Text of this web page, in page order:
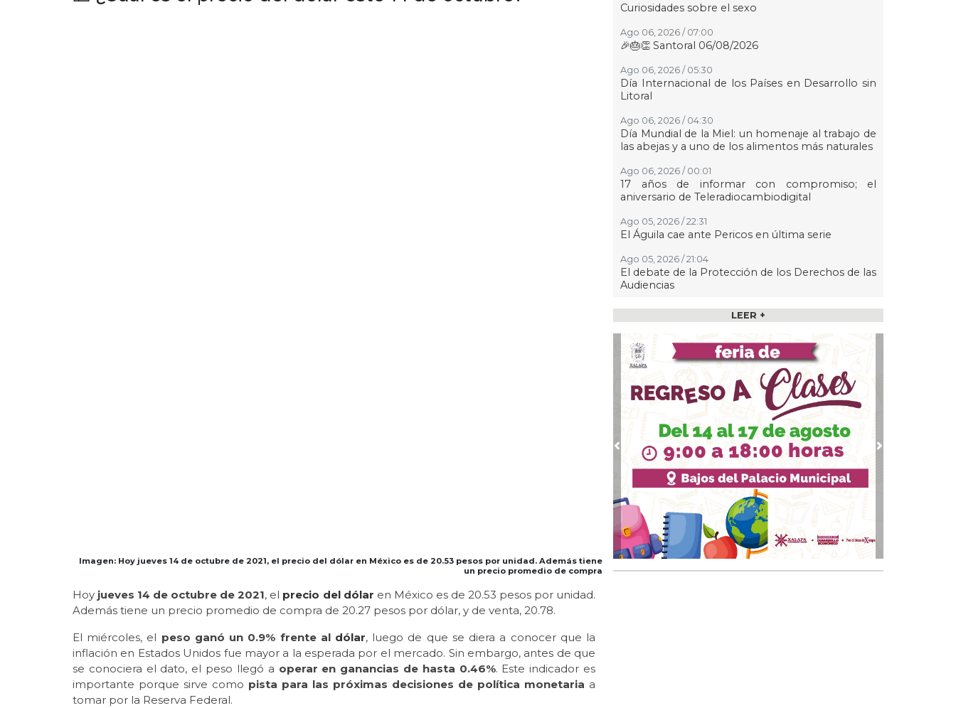
Imagen: Hoy jueves 14 de octubre de 2021, el precio del dólar en México es de 20.53 pesos por unidad. Además tiene
un precio promedio de compra
Hoy jueves 14 de octubre de 2021, el precio del dólar en México es de 20.53 pesos por unidad.
Además tiene un precio promedio de compra de 20.27 pesos por dólar, y de venta, 20.78.
El miércoles, el peso ganó un 0.9% frente al dólar, luego de que se diera a conocer que la
inflación en Estados Unidos fue mayor a la esperada por el mercado. Sin embargo, antes de que
se conociera el dato, el peso llegó a operar en ganancias de hasta 0.46%. Este indicador es
importante porque sirve como pista para las próximas decisiones de política monetaria a
tomar por la Reserva Federal.
Curiosidades sobre el sexo
Ago 06, 2026 / 07:00
🎉🎂👏 Santoral 06/08/2026
Ago 06, 2026 / 05:30
Día Internacional de los Países en Desarrollo sin
Litoral
Ago 06, 2026 / 04:30
Día Mundial de la Miel: un homenaje al trabajo de
las abejas y a uno de los alimentos más naturales
Ago 06, 2026 / 00:01
17 años de informar con compromiso; el
aniversario de Teleradiocambiodigital
Ago 05, 2026 / 22:31
El Águila cae ante Pericos en última serie
Ago 05, 2026 / 21:04
El debate de la Protección de los Derechos de las
Audiencias
Ago 05, 2026 / 21:00
Aprueba Congreso Declaraciones de
Procedencia en contra de dos munícipes
Ago 05, 2026 / 20:55
DIF Poza Rica lleva sabor y bienestar a los
adultos mayores con "Sazón y corazón"
Ago 05, 2026 / 20:18
Quitan fuero a alcalde de Ixhuatlán del Sureste
Ago 05, 2026 / 20:05
Encabeza monseñor José Trinidad Zapata inicio
de festejos de la Patrona de los papantecos
Ago 05, 2026 / 19:46
Entrega DIF Municipal de Veracruz cerca de 100
credenciales de discapacidad
LEER +
Previous Next